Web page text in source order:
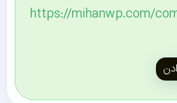
https://mihanwp.com/